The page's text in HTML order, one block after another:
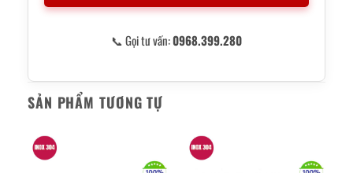
📞 Gọi tư vấn:0968.399.280
SẢN PHẨM TƯƠNG TỰ